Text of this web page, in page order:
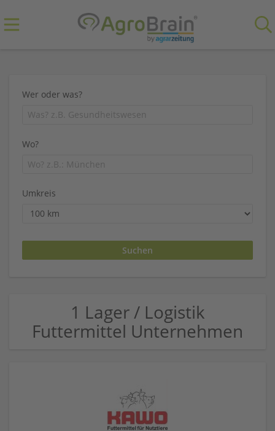
Wer oder was?
Wo?
Umkreis
1 Lager / Logistik
Futtermittel Unternehmen